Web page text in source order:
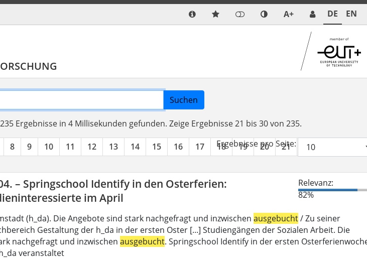
A+ DE EN
Suchen
Ergebnisse in 4 Millisekunden gefunden. Zeige Ergebnisse 21 bis 30 von 235.
8 9 10 11 12 13 14 15 16 17 18 19 20 21 22
Ergebnisse pro Seite:
– Springschool Identify in den Osterferien:
im April
Relevanz:
82%
(h_da). Die Angebote sind stark nachgefragt und inzwischen ausgebucht/ Zu seiner
Gestaltung der h_da in der ersten Oster [...] Studiengängen der Sozialen Arbeit. Die
nachgefragt und inzwischen ausgebucht. Springschool Identify in der ersten
veranstaltet